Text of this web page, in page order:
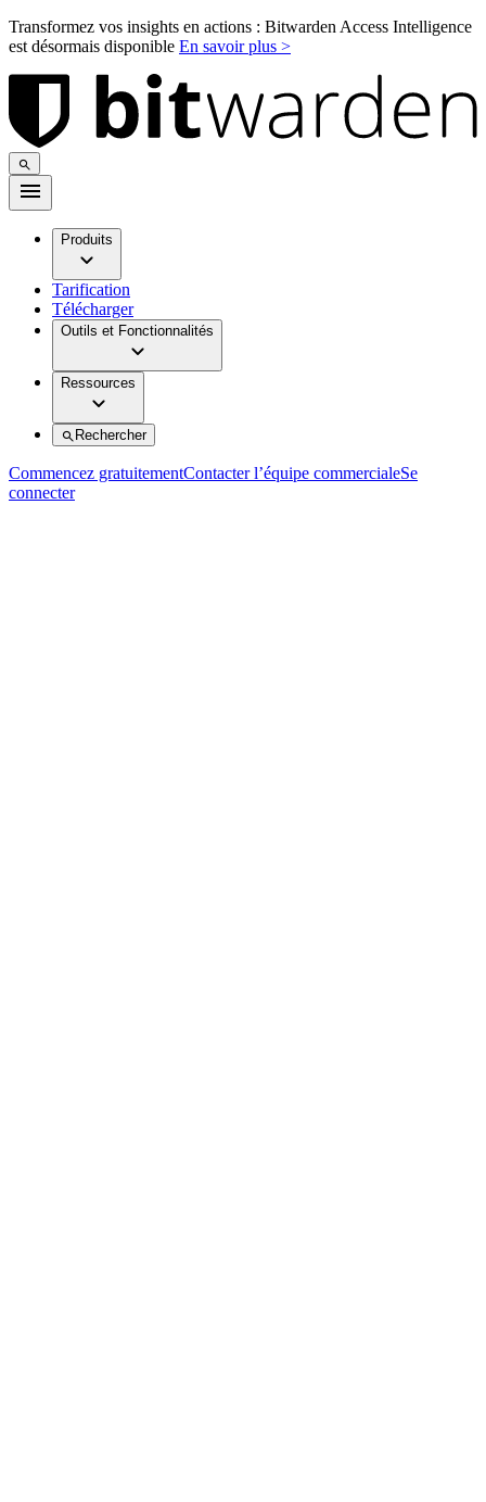
Transformez vos insights en actions : Bitwarden Access Intelligence
est désormais disponible En savoir plus >
Produits
Tarification
Télécharger
Outils et Fonctionnalités
Ressources
Rechercher
Commencez gratuitementContacter l’équipe commercialeSe
connecter